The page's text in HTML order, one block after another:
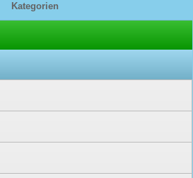
Kategorien